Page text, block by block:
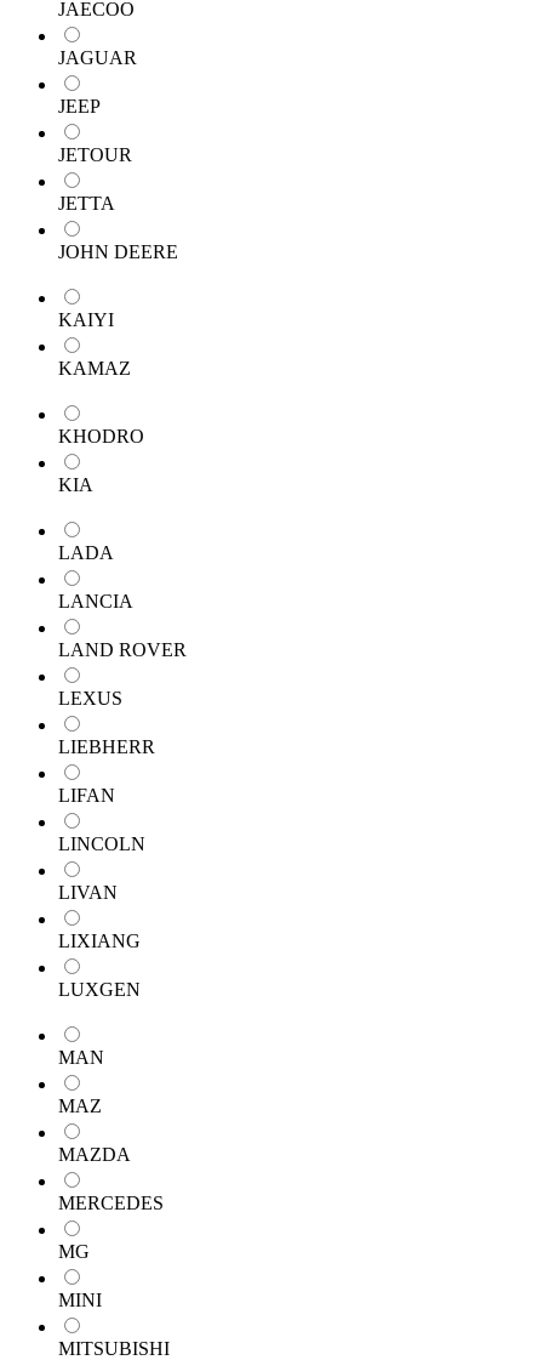
JAECOO
JAGUAR
JEEP
JETOUR
JETTA
JOHN DEERE
KAIYI
KAMAZ
KHODRO
KIA
LADA
LANCIA
LAND ROVER
LEXUS
LIEBHERR
LIFAN
LINCOLN
LIVAN
LIXIANG
LUXGEN
MAN
MAZ
MAZDA
MERCEDES
MG
MINI
MITSUBISHI